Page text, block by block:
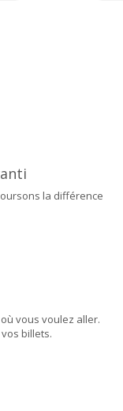
la différence
vous voulez aller.
billets.